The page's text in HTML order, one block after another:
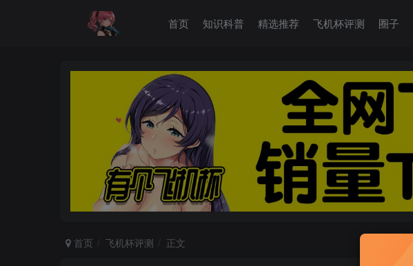
首页 知识科普 精选推荐 飞机杯评测 圈子
首页 飞机杯评测 正文